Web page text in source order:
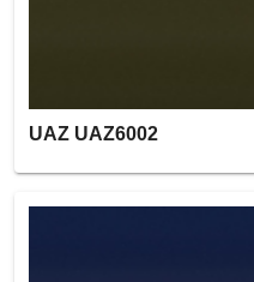
UAZ UAZ6002